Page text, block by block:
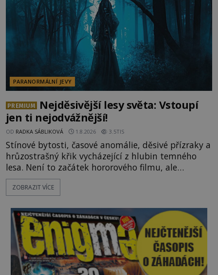
PARANORMÁLNÍ JEVY
PREMIUM
Nejděsivější lesy světa: Vstoupí
jen ti nejodvážnější!
OD RADKA SÁBLIKOVÁ 1.8.2026 3.5TIS
Stínové bytosti, časové anomálie, děsivé přízraky a
hrůzostrašný křik vycházející z hlubin temného
lesa. Není to začátek hororového filmu, ale
události, které popisují návštěvníci lesů, které jsou
označovány jako nejděsivější na světě. Lidé bydlící
vyhýbají! Už jste o těchto lesích slyšeli? A odvážili
byste se je navštívit? [gallery ids="17
ZOBRAZIT VÍCE